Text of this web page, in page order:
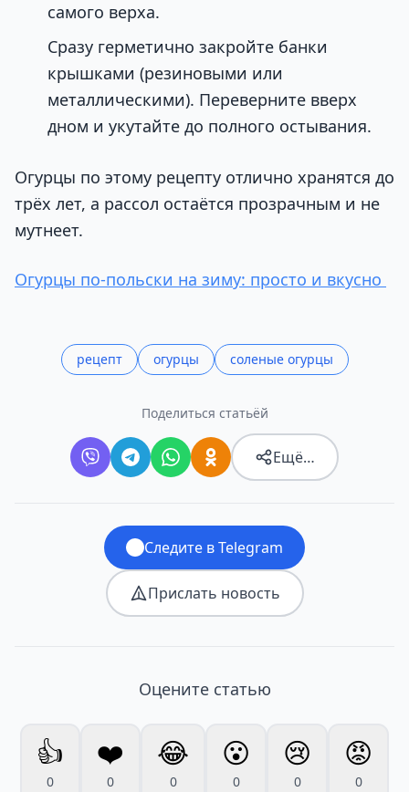
самого верха.
Сразу герметично закройте банки
крышками (резиновыми или
металлическими). Переверните вверх
дном и укутайте до полного остывания.
Огурцы по этому рецепту отлично хранятся до
трёх лет, а рассол остаётся прозрачным и не
мутнеет.
Огурцы по-польски на зиму: просто и вкусно
рецепт огурцы соленые огурцы
Поделиться статьёй
Ещё…
Следите в Telegram
Прислать новость
Оцените статью
👍
0
❤️
0
😂
0
😮
0
😢
0
😡
0